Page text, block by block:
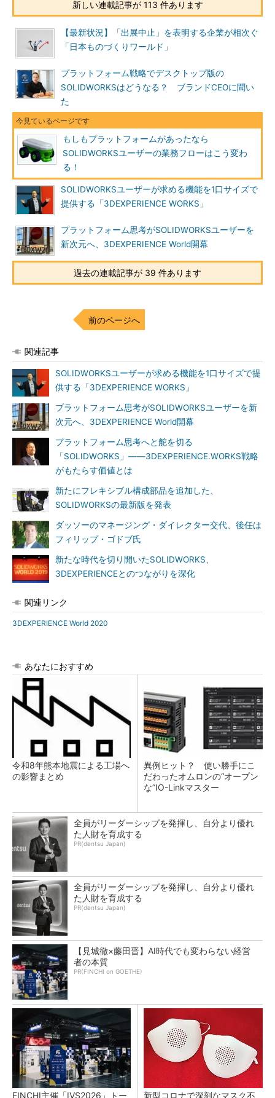
新しい連載記事が 113 件あります
【最新状況】「出展中止」を表明する企業が相次ぐ
「日本ものづくりワールド」
プラットフォーム戦略でデスクトップ版の
SOLIDWORKSはどうなる？ ブランドCEOに聞い
た
もしもプラットフォームがあったなら
SOLIDWORKSユーザーの業務フローはこう変わ
る！
SOLIDWORKSユーザーが求める機能を1口サイズで
提供する「3DEXPERIENCE WORKS」
プラットフォーム思考がSOLIDWORKSユーザーを
新次元へ、3DEXPERIENCE World開幕
過去の連載記事が 39 件あります
前のページへ
関連記事
SOLIDWORKSユーザーが求める機能を1口サイズで提
供する「3DEXPERIENCE WORKS」
プラットフォーム思考がSOLIDWORKSユーザーを新
次元へ、3DEXPERIENCE World開幕
プラットフォーム思考へと舵を切る
「SOLIDWORKS」――3DEXPERIENCE.WORKS戦略
がもたらす価値とは
新たにフレキシブル構成部品を追加した、
SOLIDWORKSの最新版を発表
ダッソーのマネージング・ダイレクター交代、後任は
フィリップ・ゴドブ氏
新たな時代を切り開いたSOLIDWORKS、
3DEXPERIENCEとのつながりを深化
関連リンク
3DEXPERIENCE World 2020
あなたにおすすめ
令和8年熊本地震による工場へ
の影響まとめ
異例ヒット？ 使い勝手にこ
だわったオムロンの“オープン
な”IO-Linkマスター
全員がリーダーシップを発揮し、自分より優れ
た人財を育成する
PR(dentsu Japan)
全員がリーダーシップを発揮し、自分より優れ
た人財を育成する
PR(dentsu Japan)
【見城徹×藤田晋】AI時代でも変わらない経営
者の本質
PR(FINCHI on GOETHE)
FINCHI主催「IVS2026」トー
新型コロナで深刻なマスク不